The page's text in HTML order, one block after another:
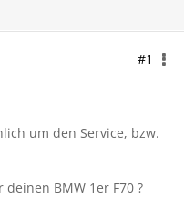
#1
um den Service, bzw.
BMW 1er F70 ?